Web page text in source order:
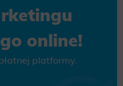
online!
platformy.